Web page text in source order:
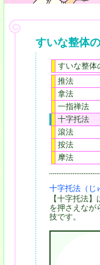
すいな整体
すいな整体
推法
拿法
一指禅法
十字托法
滾法
按法
摩法
十字托法（じ
【十字托法
を押さえなが
技です。